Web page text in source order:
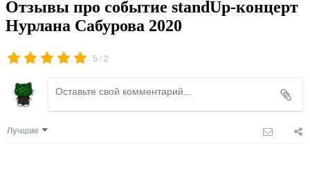
Отзывы про событие standUp-концерт
Нурлана Сабурова 2020
5 /2
Лучшие